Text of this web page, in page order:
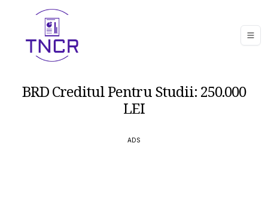
BRD Creditul Pentru Studii: 250.000
LEI
ADS